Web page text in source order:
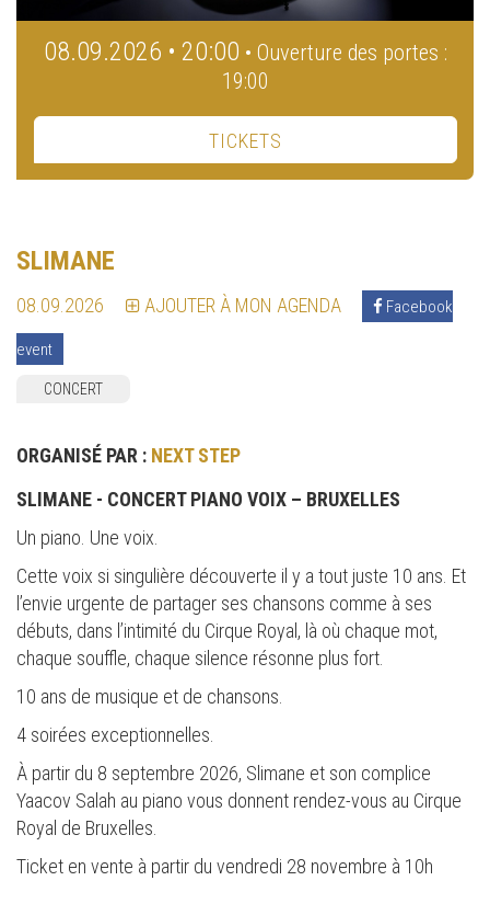
08.09.2026 • 20:00 • Ouverture des portes :
19:00
TICKETS
SLIMANE
08.09.2026 AJOUTER À MON AGENDA Facebook
event
CONCERT
ORGANISÉ PAR : NEXT STEP
SLIMANE - CONCERT PIANO VOIX – BRUXELLES
Un piano. Une voix.
Cette voix si singulière découverte il y a tout juste 10 ans. Et
l’envie urgente de partager ses chansons comme à ses
débuts, dans l’intimité du Cirque Royal, là où chaque mot,
chaque souffle, chaque silence résonne plus fort.
10 ans de musique et de chansons.
4 soirées exceptionnelles.
À partir du 8 septembre 2026, Slimane et son complice
Yaacov Salah au piano vous donnent rendez-vous au Cirque
Royal de Bruxelles.
Ticket en vente à partir du vendredi 28 novembre à 10h